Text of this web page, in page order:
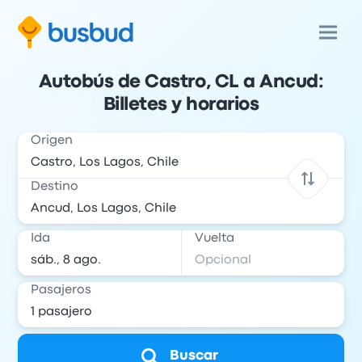
Autobús de Castro, CL a Ancud:
Billetes y horarios
Origen
Destino
Ida Vuelta
Pasajeros
Buscar